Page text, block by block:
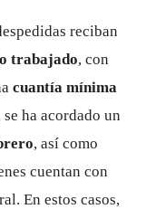
reciban
trabajado, con
cuantía mínima
se ha acordado un
, así como
cuentan con
En estos casos,